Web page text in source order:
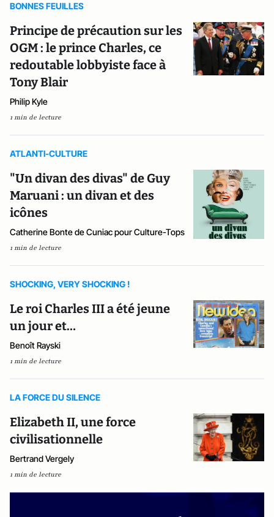
BONNES FEUILLES
Principe de précaution sur les
OGM : le prince Charles, ce
redoutable lobbyiste face à
Tony Blair
Philip Kyle
1 min de lecture
ATLANTI-CULTURE
"Un divan des divas" de Guy
Maruani : un divan et des
icônes
Catherine Bonte de Cuniac pour Culture-Tops
1 min de lecture
SHOCKING, VERY SHOCKING !
Le roi Charles III a été jeune
un jour et…
Benoît Rayski
1 min de lecture
LA FORCE DU SILENCE
Elizabeth II, une force
civilisationnelle
Bertrand Vergely
1 min de lecture